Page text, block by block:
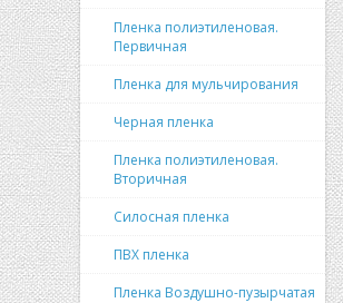
Пленка полиэтиленовая.
Первичная
Пленка для мульчирования
Черная пленка
Пленка полиэтиленовая.
Вторичная
Силосная пленка
ПВХ пленка
Пленка Воздушно-пузырчатая